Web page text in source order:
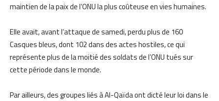
maintien de la paix de l’ONU la plus coûteuse en vies humaines.
Elle avait, avant l’attaque de samedi, perdu plus de 160
Casques bleus, dont 102 dans des actes hostiles, ce qui
représente plus de la moitié des soldats de l’ONU tués sur
cette période dans le monde.
Par ailleurs, des groupes liés à Al-Qaïda ont dicté leur loi dans le